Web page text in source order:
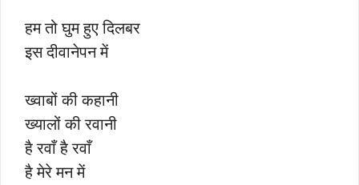
हम तो घुम हुए दिलबर
इस दीवानेपन में
ख्वाबों की कहानी
ख्यालों की रवानी
है रवाँ है रवाँ
है मेरे मन में